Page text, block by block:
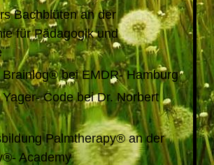
Bachblüten an der
für Pädagogik und
bei EMDR- Hamburg
Code bei Dr. Norbert
Palmtherapy® an der
Academy